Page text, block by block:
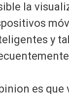
la
y
es que